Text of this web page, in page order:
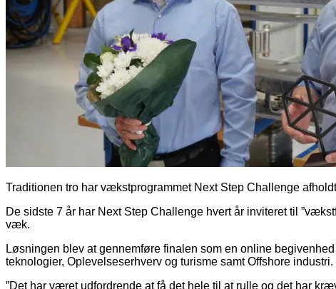
Traditionen tro har vækstprogrammet Next Step Challenge
De sidste 7 år har Next Step Challenge hvert år inviteret til
væk.
Løsningen blev at gennemføre finalen som en online
teknologier, Oplevelseserhverv og turisme samt Offshore industri.
”Det har været udfordrende at få det hele til at rulle og det har